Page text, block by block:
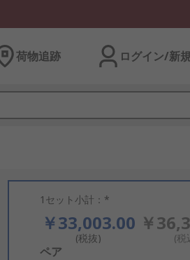
荷物追跡 ログイン/新
1セット小計：*
￥33,003.00
(税抜)
￥
(税
Add
ペア